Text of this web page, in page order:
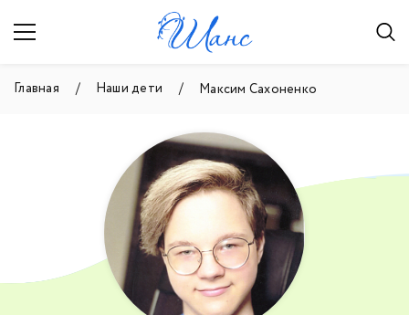
Главная Наши дети Максим Сахоненко